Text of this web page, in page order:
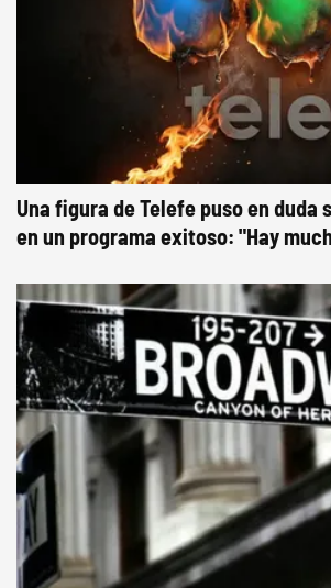
Una figura de Telefe puso en duda
en un programa exitoso: "Hay